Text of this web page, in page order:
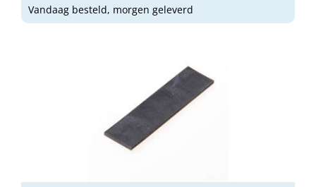
Vandaag besteld, morgen geleverd